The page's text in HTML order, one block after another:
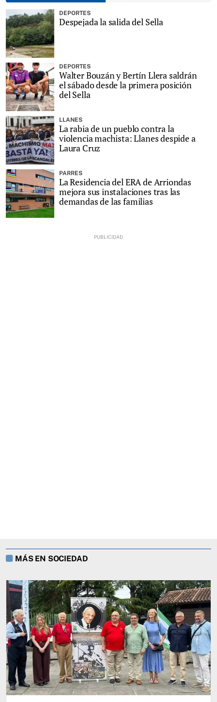
DEPORTES
Despejada la salida del Sella
DEPORTES
Walter Bouzán y Bertín Llera saldrán
el sábado desde la primera posición
del Sella
LLANES
La rabia de un pueblo contra la
violencia machista: Llanes despide a
Laura Cruz
PARRES
La Residencia del ERA de Arriondas
mejora sus instalaciones tras las
demandas de las familias
MÁS EN SOCIEDAD